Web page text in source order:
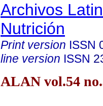
Archivos
Nutrición
Print version ISSN
line version ISSN
ALAN vol.54